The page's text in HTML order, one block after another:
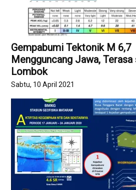
Gempabumi Tektonik M 6,7
Mengguncang Jawa, Terasa
Lombok
Sabtu, 10 April 2021